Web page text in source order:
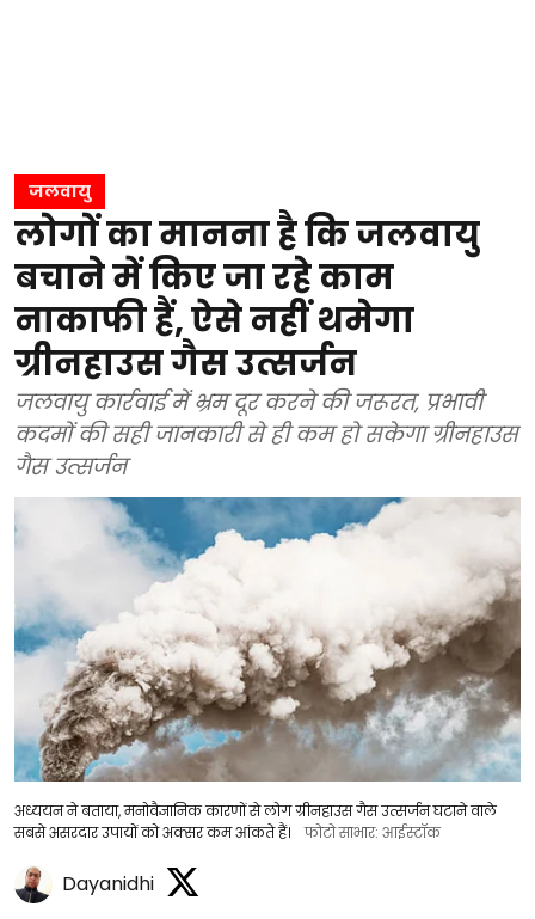
जलवायु
लोगों का मानना है कि जलवायु
बचाने में किए जा रहे काम
नाकाफी हैं, ऐसे नहीं थमेगा
ग्रीनहाउस गैस उत्सर्जन
जलवायु कार्रवाई में भ्रम दूर करने की जरूरत, प्रभावी
कदमों की सही जानकारी से ही कम हो सकेगा ग्रीनहाउस
गैस उत्सर्जन
अध्ययन ने बताया, मनोवैज्ञानिक कारणों से लोग ग्रीनहाउस गैस उत्सर्जन घटाने वाले
सबसे असरदार उपायों को अक्सर कम आंकते हैं।
फोटो साभार: आईस्टॉक
Dayanidhi